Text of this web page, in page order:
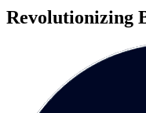
Revolutionizing